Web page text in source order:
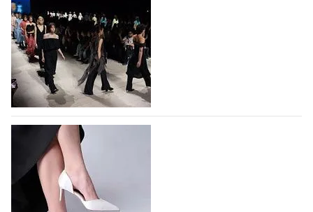
На участие в Московской неделе моды
подано 1047 заявок
На участие в седьмой Московской неделе моды,
которая пройдет в российской столице с 26 сентября